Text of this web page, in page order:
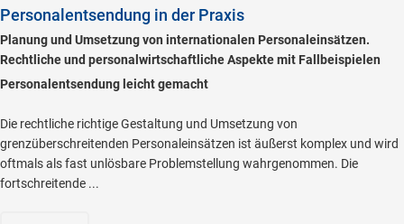
Personalentsendung in der Praxis
Planung und Umsetzung von internationalen Personaleinsätzen.
Rechtliche und personalwirtschaftliche Aspekte mit Fallbeispielen
Personalentsendung leicht gemacht
Die rechtliche richtige Gestaltung und Umsetzung von
grenzüberschreitenden Personaleinsätzen ist äußerst komplex und wird
oftmals als fast unlösbare Problemstellung wahrgenommen. Die
fortschreitende ...